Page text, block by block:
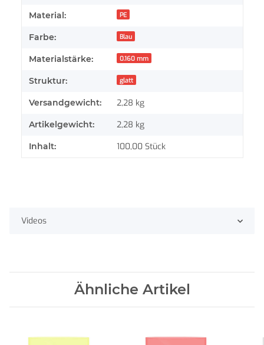
Material: PE
Farbe: Blau
Materialstärke: 0.160 mm
Struktur: glatt
Versandgewicht: 2,28 kg
Artikelgewicht: 2,28 kg
Inhalt: 100,00 Stück
Videos
Ähnliche Artikel